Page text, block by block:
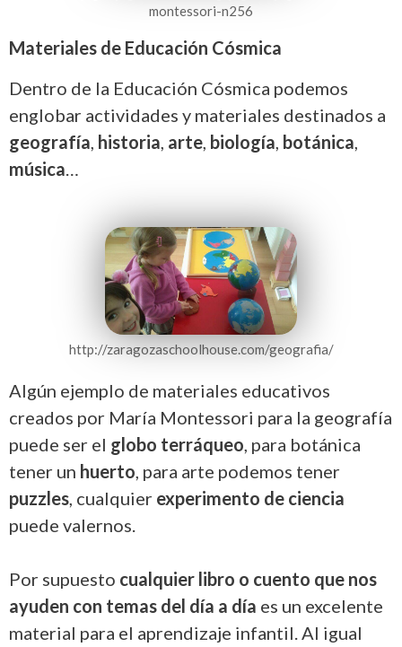
montessori-n256
Materiales de Educación Cósmica
Dentro de la Educación Cósmica podemos
englobar actividades y materiales destinados a
geografía historia arte biología botánica
música
http://zaragozaschoolhouse.com/geografia/
Algún ejemplo de materiales educativos
creados por María Montessori para la geografía
puede ser el globo terráqueo, para botánica
tener un huerto, para arte podemos tener
puzzles, cualquier experimento de ciencia
puede valernos.
Por supuesto cualquier libro o cuento que nos
ayuden con temas del día a día es un excelente
material para el aprendizaje infantil. Al igual